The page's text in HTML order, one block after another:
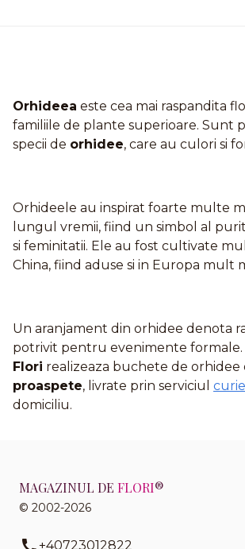
Orhideea este cea mai raspandita
familiile de plante superioare. Sunt
specii de orhidee, care au culori si
Orhideele au inspirat foarte multe
lungul vremii, fiind un simbol al
si feminitatii. Ele au fost cultivate
China, fiind aduse si in Europa mult
Un aranjament din orhidee denota
potrivit pentru evenimente formale.
Flori realizeaza buchete de orhidee
proaspete, livrate prin serviciul
domiciliu.
MAGAZINUL DE FLORI®
© 2002-2026
+40723012822